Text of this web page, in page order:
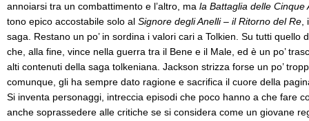
annoiarsi tra un combattimento e l’altro, ma la Battaglia delle Cinque
tono epico accostabile solo al Signore degli Anelli – il Ritorno del Re
saga. Restano un po’ in sordina i valori cari a Tolkien. Su tutti quello
che, alla fine, vince nella guerra tra il Bene e il Male, ed è un po’
alti contenuti della saga tolkeniana. Jackson strizza forse un po’
comunque, gli ha sempre dato ragione e sacrifica il cuore della
Si inventa personaggi, intreccia episodi che poco hanno a che fare
anche soprassedere alle critiche se si considera come un giovane